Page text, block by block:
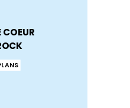
COEUR